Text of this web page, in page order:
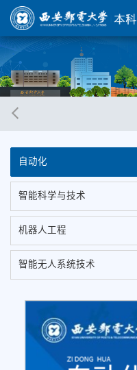
自动化
智能科学与技术
机器人工程
智能无人系统技术